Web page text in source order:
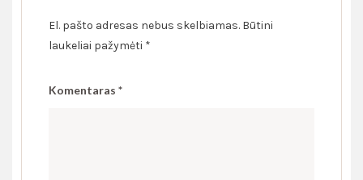
El. pašto adresas nebus skelbiamas. Būtini
laukeliai pažymėti *
Komentaras *